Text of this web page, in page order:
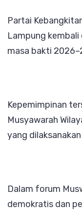
Partai
Lampung
masa bakti
Kepemimpinan
Musyawarah
yang
Dalam forum
demokratis dan